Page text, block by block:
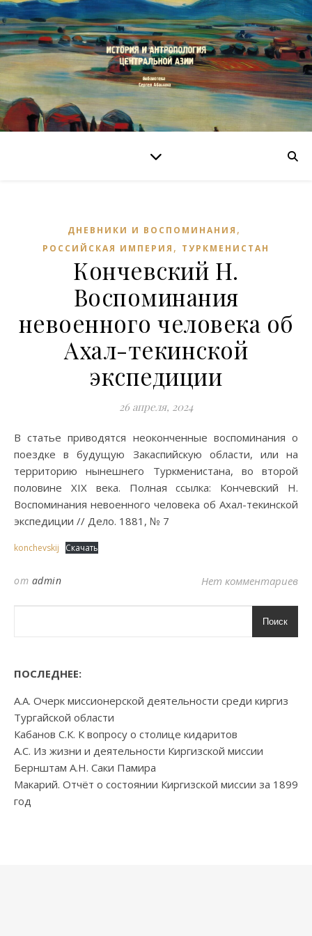
ДНЕВНИКИ И ВОСПОМИНАНИЯ ,
РОССИЙСКАЯ ИМПЕРИЯ , ТУРКМЕНИСТАН
Кончевский Н.
Воспоминания
невоенного человека об
Ахал-текинской
экспедиции
26 апреля, 2024
В статье приводятся неоконченные воспоминания о
поездке в будущую Закаспийскую области, или на
территорию нынешнего Туркменистана, во второй
половине XIX века. Полная ссылка: Кончевский Н.
Воспоминания невоенного человека об Ахал-текинской
экспедиции // Дело. 1881, № 7
konchevskij Скачать
от admin Нет комментариев
Поиск
ПОСЛЕДНЕЕ:
А.А. Очерк миссионерской деятельности среди киргиз
Тургайской области
Кабанов С.К. К вопросу о столице кидаритов
А.С. Из жизни и деятельности Киргизской миссии
Бернштам А.Н. Саки Памира
Макарий. Отчёт о состоянии Киргизской миссии за 1899
год